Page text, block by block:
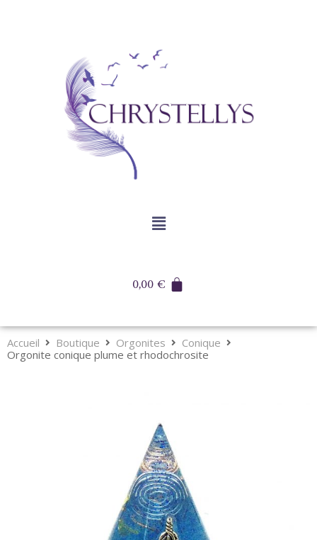
0,00€
Accueil Boutique Orgonites
Conique
Orgonite conique plume et rhodochrosite